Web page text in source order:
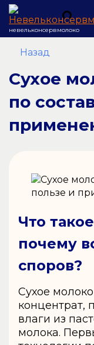
невельконсервмолоко
Назад
Сухое
по
Что
почему
споров?
Сухое
концентрат,
влаги из
молока.